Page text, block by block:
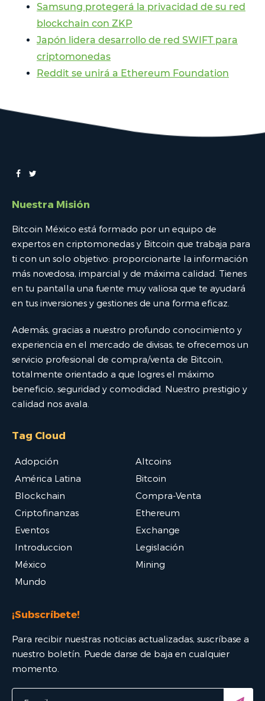
Samsung protegerá la privacidad de su red
blockchain con ZKP
Japón lidera desarrollo de red SWIFT para
criptomonedas
Reddit se unirá a Ethereum Foundation
Nuestra Misión
Bitcoin México está formado por un equipo de
expertos en criptomonedas y Bitcoin que trabaja para
ti con un solo objetivo: proporcionarte la información
más novedosa, imparcial y de máxima calidad. Tienes
en tu pantalla una fuente muy valiosa que te ayudará
en tus inversiones y gestiones de una forma eficaz.
Además, gracias a nuestro profundo conocimiento y
experiencia en el mercado de divisas, te ofrecemos un
servicio profesional de compra/venta de Bitcoin,
totalmente orientado a que logres el máximo
beneficio, seguridad y comodidad. Nuestro prestigio y
calidad nos avala.
Tag Cloud
Adopción
Altcoins
América Latina
Bitcoin
Blockchain
Compra-Venta
Criptofinanzas
Ethereum
Eventos
Exchange
Introduccion
Legislación
México
Mining
Mundo
¡Subscríbete!
Para recibir nuestras noticias actualizadas, suscríbase a
nuestro boletín. Puede darse de baja en cualquier
momento.